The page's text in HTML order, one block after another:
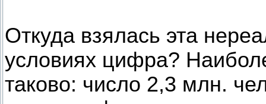
Откуда взялась эта
условиях цифра?
таково: число 2,3 млн.